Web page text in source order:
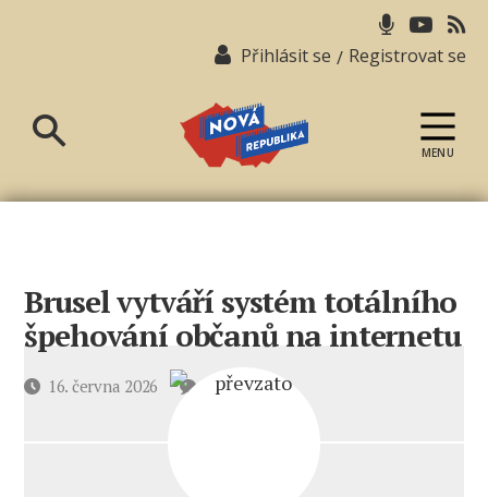
Přihlásit se / Registrovat se
republika
MENU
Brusel vytváří systém totálního
špehování občanů na internetu
Datum16. června 2026 2 komentářeu